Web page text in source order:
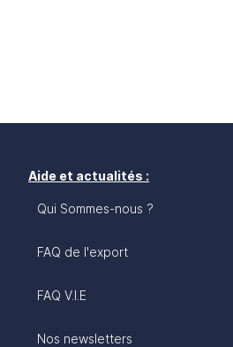
Aide et actualités :
Qui Sommes-nous ?
FAQ de l'export
FAQ V.I.E
Nos newsletters